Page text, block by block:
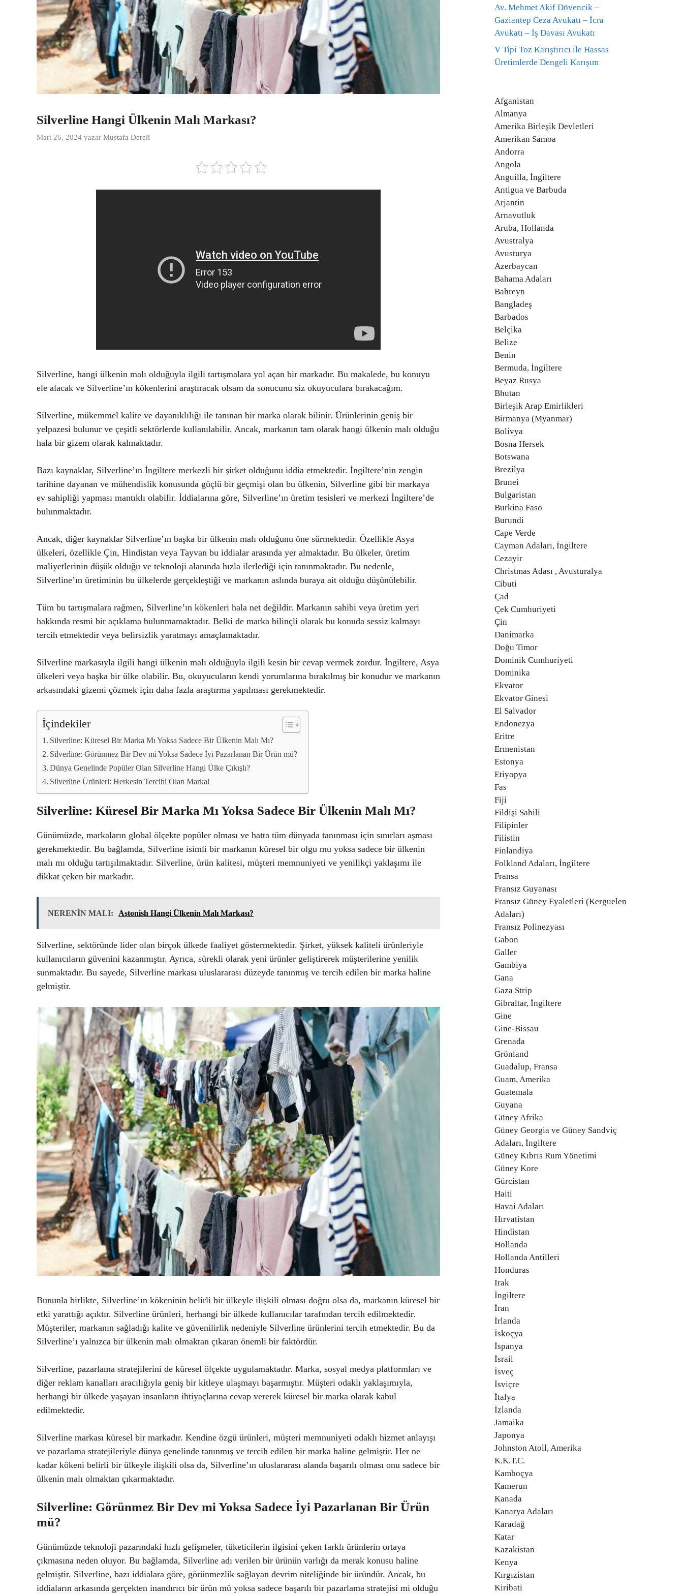
Silverline Hangi Ülkenin Malı Markası?
Mart 26, 2024 yazar Mustafa Dereli
Silverline, hangi ülkenin malı olduğuyla ilgili tartışmalara yol açan bir markadır. Bu makalede, bu konuyu
ele alacak ve Silverline’ın kökenlerini araştıracak olsam da sonucunu siz okuyuculara bırakacağım.
Silverline, mükemmel kalite ve dayanıklılığı ile tanınan bir marka olarak bilinir. Ürünlerinin geniş bir
yelpazesi bulunur ve çeşitli sektörlerde kullanılabilir. Ancak, markanın tam olarak hangi ülkenin malı olduğu
hala bir gizem olarak kalmaktadır.
Bazı kaynaklar, Silverline’ın İngiltere merkezli bir şirket olduğunu iddia etmektedir. İngiltere’nin zengin
tarihine dayanan ve mühendislik konusunda güçlü bir geçmişi olan bu ülkenin, Silverline gibi bir markaya
ev sahipliği yapması mantıklı olabilir. İddialarına göre, Silverline’ın üretim tesisleri ve merkezi İngiltere’de
bulunmaktadır.
Ancak, diğer kaynaklar Silverline’ın başka bir ülkenin malı olduğunu öne sürmektedir. Özellikle Asya
ülkeleri, özellikle Çin, Hindistan veya Tayvan bu iddialar arasında yer almaktadır. Bu ülkeler, üretim
maliyetlerinin düşük olduğu ve teknoloji alanında hızla ilerlediği için tanınmaktadır. Bu nedenle,
Silverline’ın üretiminin bu ülkelerde gerçekleştiği ve markanın aslında buraya ait olduğu düşünülebilir.
Tüm bu tartışmalara rağmen, Silverline’ın kökenleri hala net değildir. Markanın sahibi veya üretim yeri
hakkında resmi bir açıklama bulunmamaktadır. Belki de marka bilinçli olarak bu konuda sessiz kalmayı
tercih etmektedir veya belirsizlik yaratmayı amaçlamaktadır.
Silverline markasıyla ilgili hangi ülkenin malı olduğuyla ilgili kesin bir cevap vermek zordur. İngiltere, Asya
ülkeleri veya başka bir ülke olabilir. Bu, okuyucuların kendi yorumlarına bırakılmış bir konudur ve markanın
arkasındaki gizemi çözmek için daha fazla araştırma yapılması gerekmektedir.
İçindekiler
Silverline: Küresel Bir Marka Mı Yoksa Sadece Bir Ülkenin Malı Mı?
Silverline: Görünmez Bir Dev mi Yoksa Sadece İyi Pazarlanan Bir Ürün mü?
Dünya Genelinde Popüler Olan Silverline Hangi Ülke Çıkışlı?
Silverline Ürünleri: Herkesin Tercihi Olan Marka!
Silverline: Küresel Bir Marka Mı Yoksa Sadece Bir Ülkenin Malı Mı?
Günümüzde, markaların global ölçekte popüler olması ve hatta tüm dünyada tanınması için sınırları aşması
gerekmektedir. Bu bağlamda, Silverline isimli bir markanın küresel bir olgu mu yoksa sadece bir ülkenin
malı mı olduğu tartışılmaktadır. Silverline, ürün kalitesi, müşteri memnuniyeti ve yenilikçi yaklaşımı ile
dikkat çeken bir markadır.
NERENİN MALI: Astonish Hangi Ülkenin Malı Markası?
Silverline, sektöründe lider olan birçok ülkede faaliyet göstermektedir. Şirket, yüksek kaliteli ürünleriyle
kullanıcıların güvenini kazanmıştır. Ayrıca, sürekli olarak yeni ürünler geliştirerek müşterilerine yenilik
sunmaktadır. Bu sayede, Silverline markası uluslararası düzeyde tanınmış ve tercih edilen bir marka haline
gelmiştir.
Bununla birlikte, Silverline’ın kökeninin belirli bir ülkeyle ilişkili olması doğru olsa da, markanın küresel bir
etki yarattığı açıktır. Silverline ürünleri, herhangi bir ülkede kullanıcılar tarafından tercih edilmektedir.
Müşteriler, markanın sağladığı kalite ve güvenilirlik nedeniyle Silverline ürünlerini tercih etmektedir. Bu da
Silverline’ı yalnızca bir ülkenin malı olmaktan çıkaran önemli bir faktördür.
Silverline, pazarlama stratejilerini de küresel ölçekte uygulamaktadır. Marka, sosyal medya platformları ve
diğer reklam kanalları aracılığıyla geniş bir kitleye ulaşmayı başarmıştır. Müşteri odaklı yaklaşımıyla,
herhangi bir ülkede yaşayan insanların ihtiyaçlarına cevap vererek küresel bir marka olarak kabul
edilmektedir.
Silverline markası küresel bir markadır. Kendine özgü ürünleri, müşteri memnuniyeti odaklı hizmet anlayışı
ve pazarlama stratejileriyle dünya genelinde tanınmış ve tercih edilen bir marka haline gelmiştir. Her ne
kadar kökeni belirli bir ülkeyle ilişkili olsa da, Silverline’ın uluslararası alanda başarılı olması onu sadece bir
ülkenin malı olmaktan çıkarmaktadır.
Silverline: Görünmez Bir Dev mi Yoksa Sadece İyi Pazarlanan Bir Ürün
mü?
Günümüzde teknoloji pazarındaki hızlı gelişmeler, tüketicilerin ilgisini çeken farklı ürünlerin ortaya
çıkmasına neden oluyor. Bu bağlamda, Silverline adı verilen bir ürünün varlığı da merak konusu haline
gelmiştir. Silverline, bazı iddialara göre, görünmezlik sağlayan devrim niteliğinde bir üründür. Ancak, bu
iddiaların arkasında gerçekten inandırıcı bir ürün mü yoksa sadece başarılı bir pazarlama stratejisi mi olduğu
Av. Mehmet Akif Dövencik –
Gaziantep Ceza Avukatı – İcra
Avukatı – İş Davası Avukatı
V Tipi Toz Karıştırıcı ile Hassas
Üretimlerde Dengeli Karışım
Afganistan
Almanya
Amerika Birleşik Devletleri
Amerikan Samoa
Andorra
Angola
Anguilla, İngiltere
Antigua ve Barbuda
Arjantin
Arnavutluk
Aruba, Hollanda
Avustralya
Avusturya
Azerbaycan
Bahama Adaları
Bahreyn
Bangladeş
Barbados
Belçika
Belize
Benin
Bermuda, İngiltere
Beyaz Rusya
Bhutan
Birleşik Arap Emirlikleri
Birmanya (Myanmar)
Bolivya
Bosna Hersek
Botswana
Brezilya
Brunei
Bulgaristan
Burkina Faso
Burundi
Cape Verde
Cayman Adaları, İngiltere
Cezayir
Christmas Adası , Avusturalya
Cibuti
Çad
Çek Cumhuriyeti
Çin
Danimarka
Doğu Timor
Dominik Cumhuriyeti
Dominika
Ekvator
Ekvator Ginesi
El Salvador
Endonezya
Eritre
Ermenistan
Estonya
Etiyopya
Fas
Fiji
Fildişi Sahili
Filipinler
Filistin
Finlandiya
Folkland Adaları, İngiltere
Fransa
Fransız Guyanası
Fransız Güney Eyaletleri (Kerguelen
Adaları)
Fransız Polinezyası
Gabon
Galler
Gambiya
Gana
Gaza Strip
Gibraltar, İngiltere
Gine
Gine-Bissau
Grenada
Grönland
Guadalup, Fransa
Guam, Amerika
Guatemala
Guyana
Güney Afrika
Güney Georgia ve Güney Sandviç
Adaları, İngiltere
Güney Kıbrıs Rum Yönetimi
Güney Kore
Gürcistan
Haiti
Havai Adaları
Hırvatistan
Hindistan
Hollanda
Hollanda Antilleri
Honduras
Irak
İngiltere
İran
İrlanda
İskoçya
İspanya
İsrail
İsveç
İsviçre
İtalya
İzlanda
Jamaika
Japonya
Johnston Atoll, Amerika
K.K.T.C.
Kamboçya
Kamerun
Kanada
Kanarya Adaları
Karadağ
Katar
Kazakistan
Kenya
Kırgızistan
Kiribati